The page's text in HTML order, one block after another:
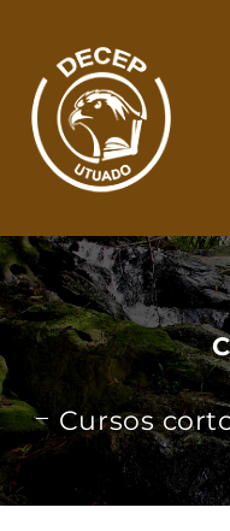
content
SOMOS
CATÁLOGO
MATRÍCULA Y PAGOS
CONTACTO
Cursos